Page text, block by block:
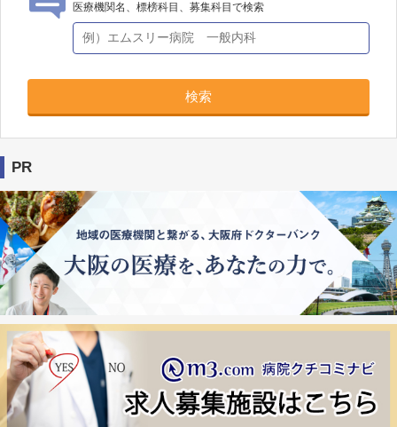
医療機関名、標榜科目、募集科目で検索
検索
PR